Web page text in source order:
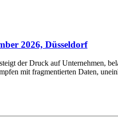
2026, Düsseldorf
der Druck auf Unternehmen,
mit fragmentierten Daten,